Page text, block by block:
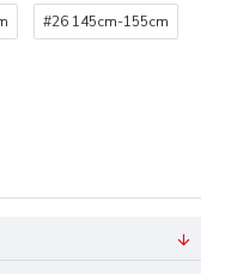
#26 145cm-155cm